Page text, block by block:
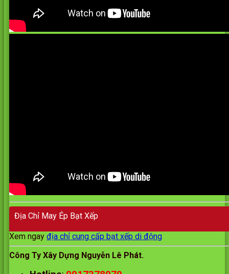
Địa Chỉ May Ép Bạt Xếp
Xem ngay địa chỉ cung cấp bạt xếp di động
Công Ty Xây Dựng Nguyễn Lê Phát.